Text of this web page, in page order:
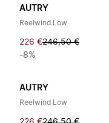
AUTRY
Reelwind Low
226 €246,50 €
-8%
AUTRY
Reelwind Low